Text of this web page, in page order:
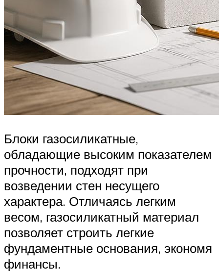
Блоки газосиликатные,
обладающие высоким показателем
прочности, подходят при
возведении стен несущего
характера. Отличаясь легким
весом, газосиликатный материал
позволяет строить легкие
фундаментные основания, экономя
финансы.